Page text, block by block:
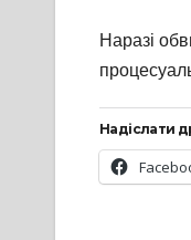
Наразі
Надіслати